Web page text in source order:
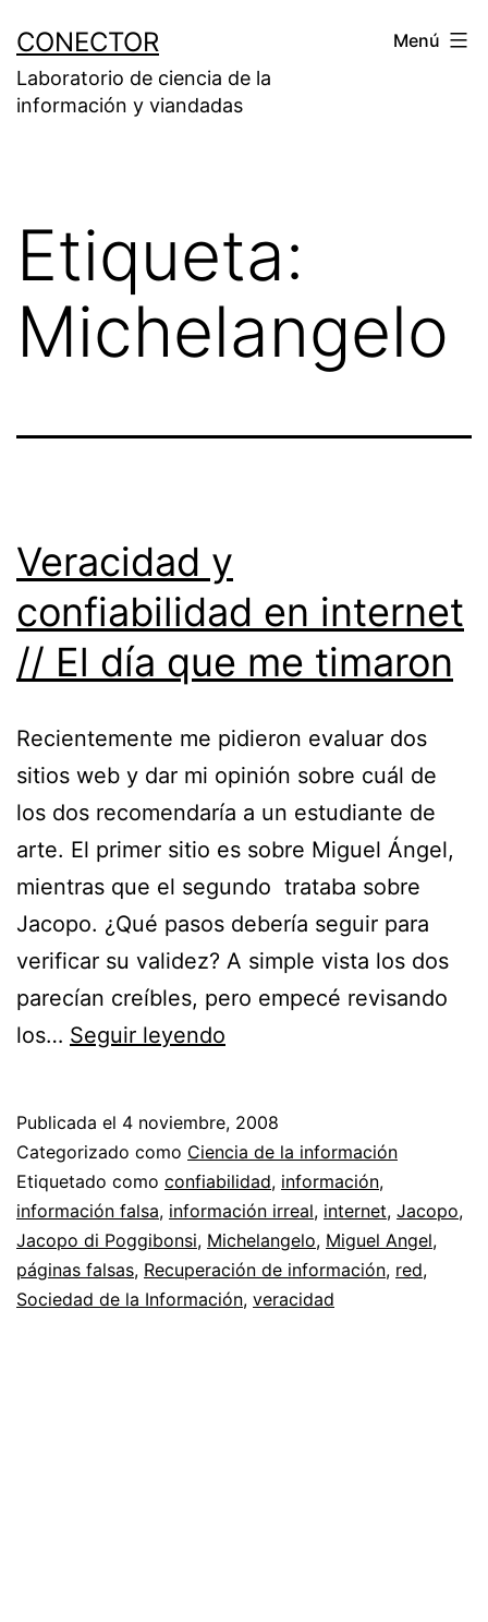
contenido
CONECTOR
Laboratorio de ciencia de la
información y viandadas
Menú
Etiqueta:
Michelangelo
Veracidad y
confiabilidad en internet
// El día que me timaron
Recientemente me pidieron evaluar dos
sitios web y dar mi opinión sobre cuál de
los dos recomendaría a un estudiante de
arte. El primer sitio es sobre Miguel Ángel,
mientras que el segundo trataba sobre
Jacopo. ¿Qué pasos debería seguir para
verificar su validez? A simple vista los dos
parecían creíbles, pero empecé revisando
los… Seguir leyendo
en
internet
//
El
día
Publicada el 4 noviembre, 2008
Categorizado como Ciencia de la información
Etiquetado como confiabilidad, información,
información falsa, información irreal, internet, Jacopo,
Jacopo di Poggibonsi, Michelangelo, Miguel Angel,
páginas falsas, Recuperación de información, red,
Sociedad de la Información, veracidad